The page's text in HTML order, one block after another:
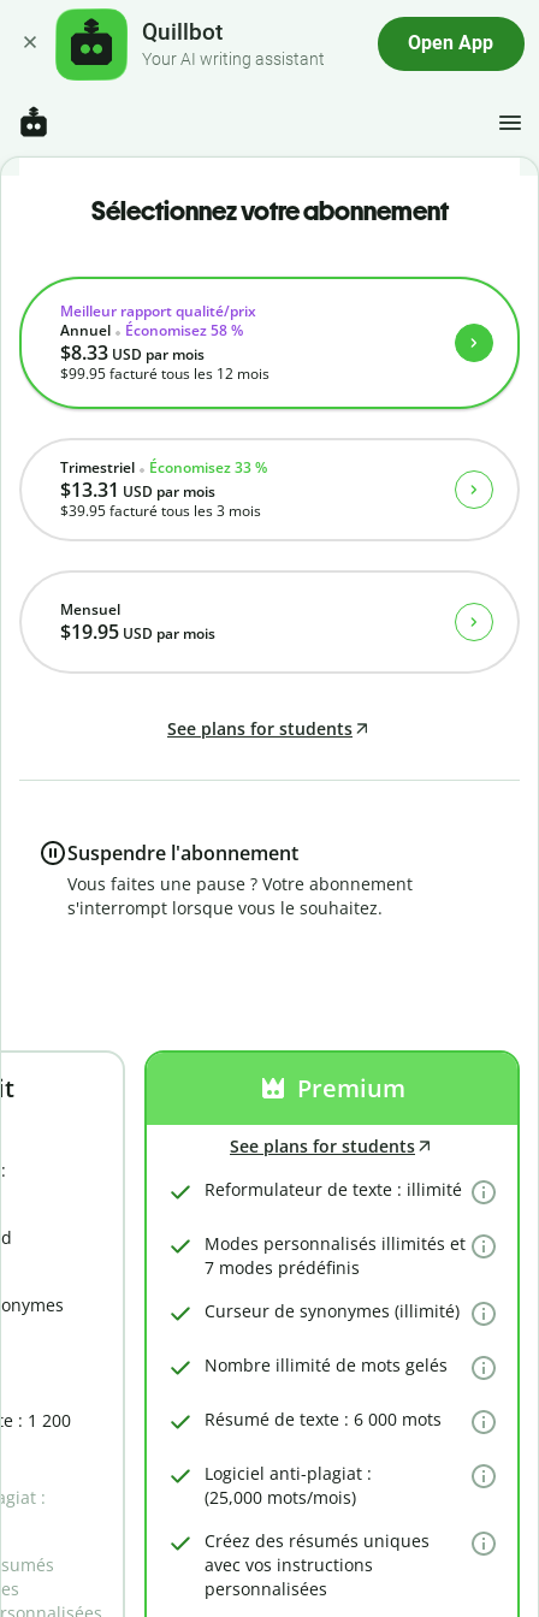
Quillbot
Your AI writing assistant
Open App
: 1 200
:
Premium
See plans for students
Reformulateur de texte : illimité
Modes personnalisés illimités et
7 modes prédéfinis
Curseur de synonymes (illimité)
Nombre illimité de mots gelés
Résumé de texte : 6 000 mots
Logiciel anti-plagiat :
(25,000 mots/mois)
Créez des résumés uniques
avec vos instructions
personnalisées
Sélectionnez votre abonnement
Mensuel
$19.95 USD par mois
Trimestriel Économisez 33 %
$13.31 USD par mois
$39.95facturé tous les 3 mois
Meilleur rapport qualité/prix
Annuel
Économisez 58 %
$8.33 USD par mois
$99.95facturé tous les 12 mois
See plans for students
Suspendre l'abonnement
Vous faites une pause ? Votre abonnement
s'interrompt lorsque vous le souhaitez.